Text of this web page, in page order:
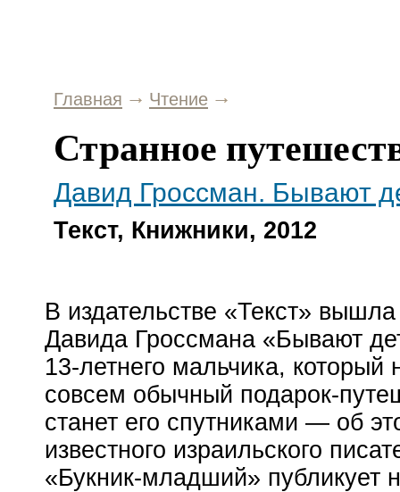
Главная Чтение
Странное
Давид Гроссман. Бывают
Текст, Книжники, 2012
В издательстве «Текст»
Давида Гроссмана «Бывают
13-летнего мальчика, который
совсем обычный подарок-
станет его спутниками — об
известного израильского
«Букник-младший» публикует